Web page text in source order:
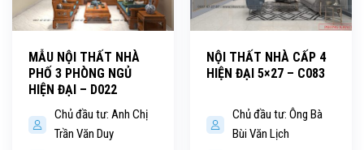
MẪU NỘI THẤT NHÀ
PHỐ 3 PHÒNG NGỦ
HIỆN ĐẠI – D022
Chủ đầu tư: Anh Chị
Trần Văn Duy
NỘI THẤT NHÀ CẤP 4
HIỆN ĐẠI 5×27 – C083
Chủ đầu tư: Ông Bà
Bùi Văn Lịch